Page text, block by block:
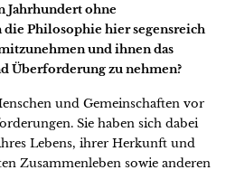
Jahrhundert ohne
Philosophie hier segensreich
und ihnen das
Überforderung zu nehmen?
und Gemeinschaften vor
Sie haben sich dabei
Lebens, ihrer Herkunft und
Zusammenleben sowie anderen